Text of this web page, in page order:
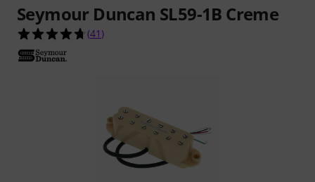
Seymour Duncan SL59-1B Creme
4.7 étoiles sur 5 d'après 41 évaluations clients
(41 )